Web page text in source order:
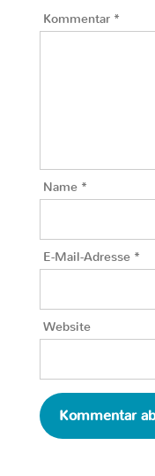
Kommentar *
Name *
E-Mail-Adresse *
Website